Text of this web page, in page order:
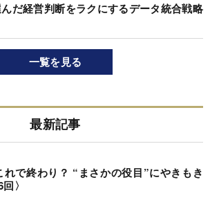
だ経営判断をラクにするデータ統合戦略
一覧を見る
最新記事
で終わり？ “まさかの役目”にやきもき
〉